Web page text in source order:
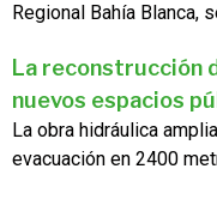
Regional Bahía Blanca,
La reconstrucción
nuevos espacios
La obra hidráulica
evacuación en 2400